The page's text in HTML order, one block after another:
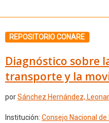
REPOSITORIO CONARE
Diagnóstico sobre
transporte y la
porSánchez Hernández,
Institución: Consejo Nacional de